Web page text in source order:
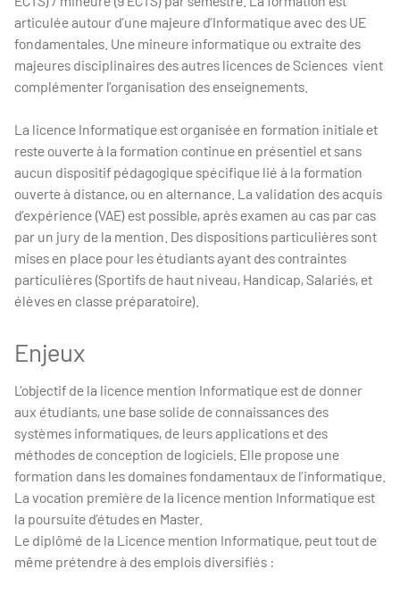
articulée autour d’une majeure d’Informatique avec des UE
fondamentales. Une mineure informatique ou extraite des
majeures disciplinaires des autres licences de Sciences vient
complémenter l’organisation des enseignements.
La licence Informatique est organisée en formation initiale et
reste ouverte à la formation continue en présentiel et sans
aucun dispositif pédagogique spécifique lié à la formation
ouverte à distance, ou en alternance. La validation des acquis
d’expérience (VAE) est possible, après examen au cas par cas
par un jury de la mention. Des dispositions particulières sont
mises en place pour les étudiants ayant des contraintes
particulières (Sportifs de haut niveau, Handicap, Salariés, et
élèves en classe préparatoire).
Enjeux
L’objectif de la licence mention Informatique est de donner
aux étudiants, une base solide de connaissances des
systèmes informatiques, de leurs applications et des
méthodes de conception de logiciels. Elle propose une
formation dans les domaines fondamentaux de l’informatique.
La vocation première de la licence mention Informatique est
la poursuite d’études en Master.
Le diplômé de la Licence mention Informatique, peut tout de
même prétendre à des emplois diversifiés :